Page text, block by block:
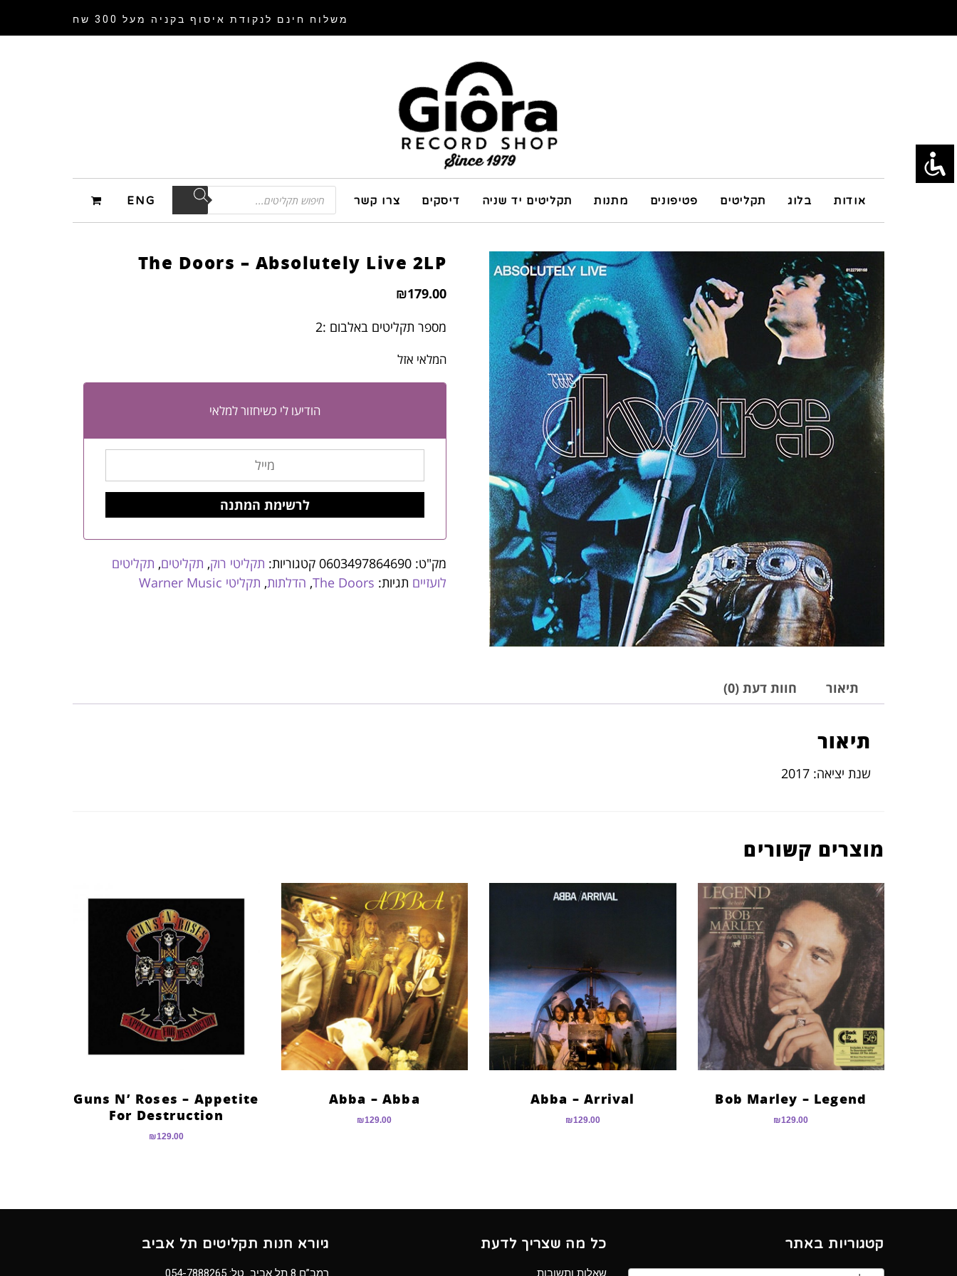
משלוח חינם לנקודת איסוף בקניה מעל 300 שח
אודות בלוג תקליטים פטיפונים מתנות תקליטים יד שניה דיסקים צרו קשר ENG
The Doors – Absolutely Live 2LP
₪179.00
מספר תקליטים באלבום :2
המלאי אזל
הודיעו לי כשיחזור למלאי
מק"ט: 0603497864690 קטגוריות: תקליטי רוק, תקליטים, תקליטים
לועזיים תגיות: The Doors
, הדלתות, תקליטי Warner Music
תיאור חוות דעת (0)
תיאור
שנת יציאה: 2017
מוצרים קשורים
Bob Marley – Legend
₪129.00
Abba – Arrival
₪129.00
Abba – Abba
₪129.00
Guns N’ Roses – Appetite
For Destruction
₪129.00
קטגוריות באתר כל מה שצריך לדעת
שאלות ותשובות
גיורא חנות תקליטים תל אביב
רמב”ם 8 תל אביב טל: 054-7888265